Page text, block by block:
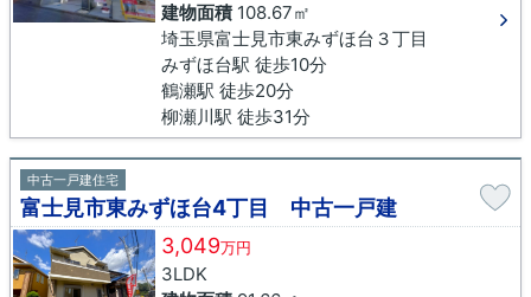
建物面積108.67㎡
埼玉県富士見市東みずほ台３丁目
みずほ台駅 徒歩10分
鶴瀬駅 徒歩20分
柳瀬川駅 徒歩31分
中古一戸建住宅
富士見市東みずほ台4丁目 中古一戸建
3,049万円
3LDK